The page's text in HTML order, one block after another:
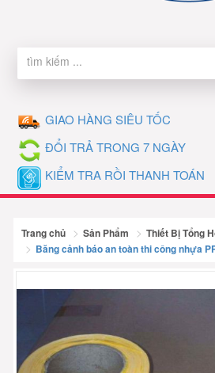
GIAO HÀNG SIÊU TỐC
ĐỔI TRẢ TRONG 7 NGÀY
KIỂM TRA RỒI THANH TOÁN
Trang chủ Sản Phẩm
Thiết Bị Tổng
Băng cảnh báo an toàn thi công nhựa